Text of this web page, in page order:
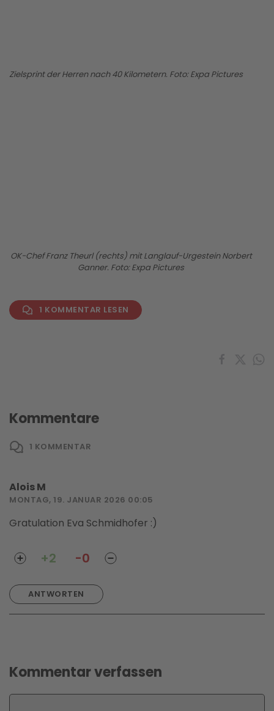
Zielsprint der Herren nach 40 Kilometern. Foto: Expa Pictures
OK-Chef Franz Theurl (rechts) mit Langlauf-Urgestein Norbert
Ganner. Foto: Expa Pictures
1 KOMMENTAR LESEN
Kommentare
1 KOMMENTAR
Alois M
MONTAG, 19. JANUAR 2026 00:05
Gratulation Eva Schmidhofer :)
ANTWORTEN
+2 -0
Kommentar verfassen